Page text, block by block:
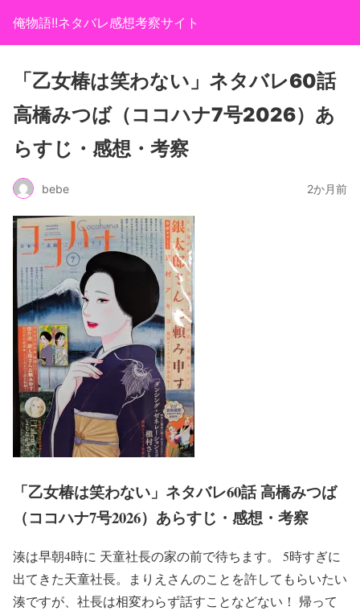
俺物語!!ネタバレ感想考察サイト
「乙女椿は笑わない」ネタバレ60話
高橋みつば（ココハナ7号2026）あ
らすじ・感想・考察
bebe 2か月前
「乙女椿は笑わない」ネタバレ60話 高橋みつば
（ココハナ7号2026）あらすじ・感想・考察
湊は早朝4時に 天童社長の家の前で待ちます。 5時すぎに
出てきた天童社長。まりえさんのことを許してもらいたい
湊ですが、社長は相変わらず話すことなどない！ 帰って